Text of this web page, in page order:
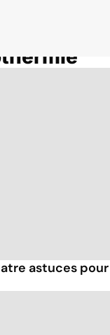
astuces